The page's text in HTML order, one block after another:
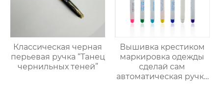
Классическая черная
перьевая ручка “Танец
чернильных теней”
Вышивка крестиком
маркировка одежды
сделай сам
автоматическая ручка